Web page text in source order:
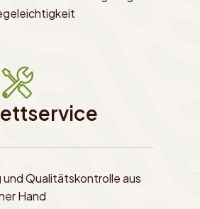
und Qualitätskontrolle aus
Hand